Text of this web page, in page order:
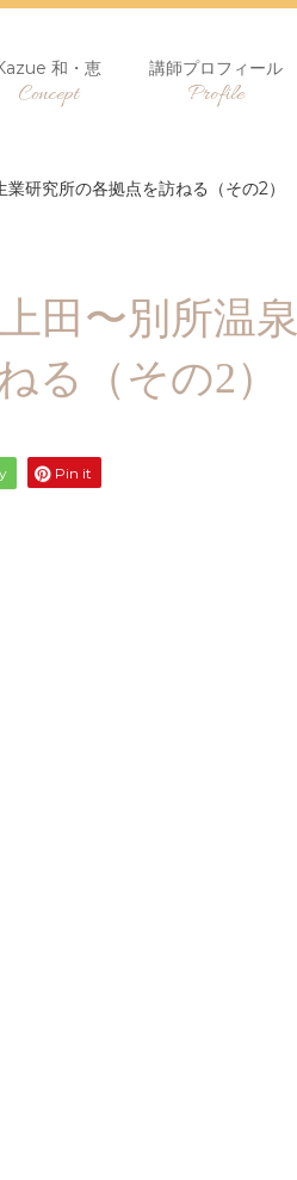
和・恵
Concept
講師プロフィール
Profile
業研究所の各拠点を訪ねる（その2）
田〜別所温泉
る（その2）
Pin it